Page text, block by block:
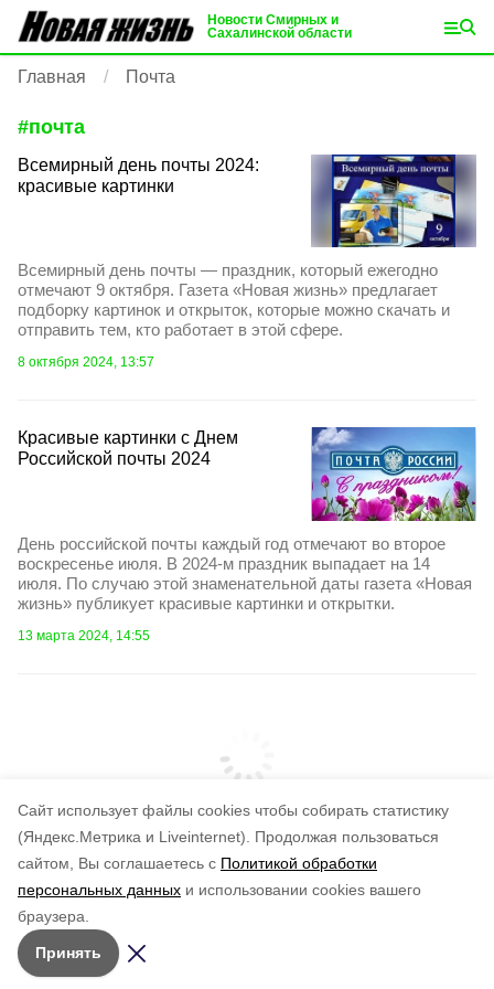
Cайт использует файлы cookies чтобы собирать статистику
(Яндекс.Метрика и Liveinternet).
Продолжая пользоваться
сайтом, Вы соглашаетесь с Политикой обработки
персональных данных и использовании cookies вашего
браузера.
Принять
Новости Смирных и
Сахалинской области
Главная Почта
#почта
Всемирный день почты 2024:
красивые картинки
Всемирный день почты — праздник, который ежегодно
отмечают 9 октября. Газета «Новая жизнь» предлагает
подборку картинок и открыток, которые можно скачать и
отправить тем, кто работает в этой сфере.
8 октября 2024, 13:57
Красивые картинки с Днем
Российской почты 2024
День российской почты каждый год отмечают во второе
воскресенье июля. В 2024-м праздник выпадает на 14
июля. По случаю этой знаменательной даты газета «Новая
жизнь» публикует красивые картинки и открытки.
13 марта 2024, 14:55